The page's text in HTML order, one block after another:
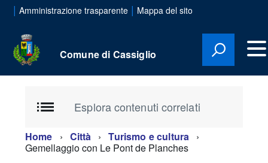
| Amministrazione trasparente | Mappa del sito
Comune di Cassiglio
Esplora contenuti correlati
Home Città
Turismo e cultura
Gemellaggio con Le Pont de Planches